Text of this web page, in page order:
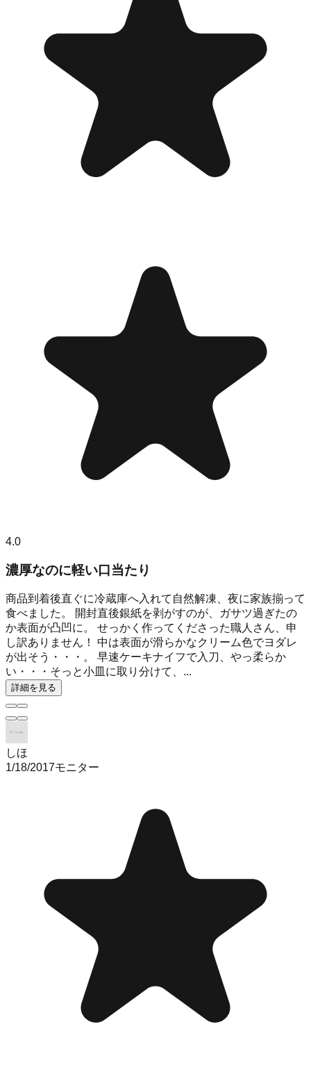
4.0
濃厚なのに軽い口当たり
商品到着後直ぐに冷蔵庫へ入れて自然解凍、夜に家族揃って
食べました。 開封直後銀紙を剥がすのが、ガサツ過ぎたの
か表面が凸凹に。 せっかく作ってくださった職人さん、申
し訳ありません！ 中は表面が滑らかなクリーム色でヨダレ
が出そう・・・。 早速ケーキナイフで入刀、やっ柔らか
い・・・そっと小皿に取り分けて、...
詳細を見る
しほ
1/18/2017モニター